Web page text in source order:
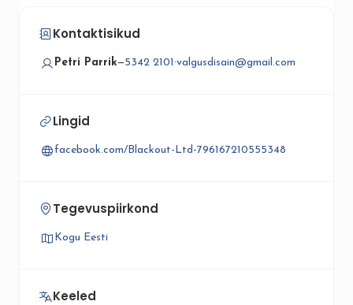
Kontaktisikud
Petri Parrik—5342 2101 ·valgusdisain@gmail.com
Lingid
facebook.com/Blackout-Ltd-796167210555348
Tegevuspiirkond
Kogu Eesti
Keeled